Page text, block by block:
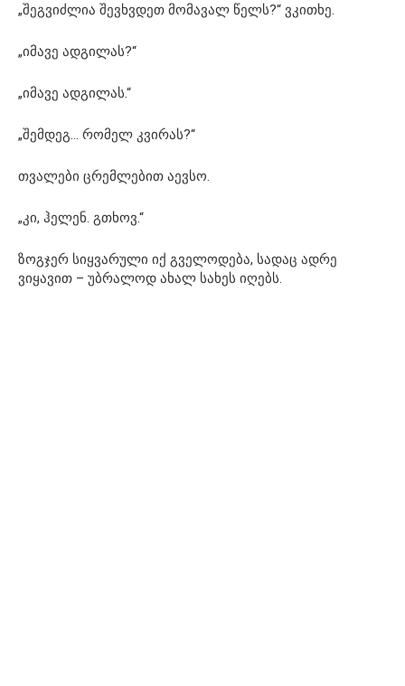
„შეგვიძლია შევხვდეთ მომავალ წელს?“ ვკითხე.
„იმავე ადგილას?“
„იმავე ადგილას.“
„შემდეგ… რომელ კვირას?“
თვალები ცრემლებით აევსო.
„კი, ჰელენ. გთხოვ.“
ზოგჯერ სიყვარული იქ გველოდება, სადაც ადრე
ვიყავით – უბრალოდ ახალ სახეს იღებს.